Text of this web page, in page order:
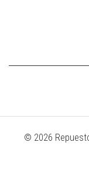
© 2026